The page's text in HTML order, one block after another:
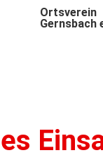
Ortsverein
Gernsbach